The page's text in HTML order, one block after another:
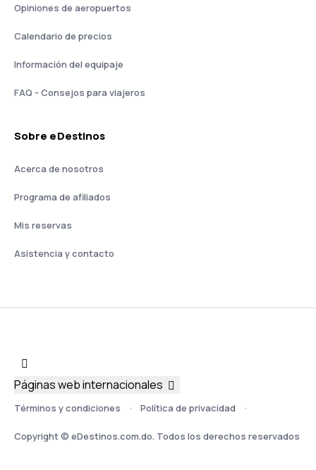
Opiniones de aeropuertos
Calendario de precios
Información del equipaje
FAQ - Consejos para viajeros
Sobre eDestinos
Acerca de nosotros
Programa de afiliados
Mis reservas
Asistencia y contacto
Términos y condiciones Política de privacidad
Copyright © eDestinos.com.do. Todos los derechos reservados
Páginas web internacionales